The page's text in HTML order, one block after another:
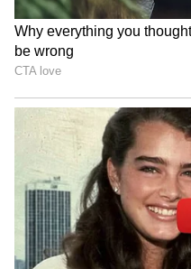
அளித்துள்ளது.
கொண்டுவர
விஜய்யின் அரசு
தமிழ்நாட்டில் உள்ள
உரிமையாளர்கள்
பெரிய பட்ஜெட்
அதிகாலை
எதிர்பார்ப்புடன்
நள்ளிரவில் முதல்